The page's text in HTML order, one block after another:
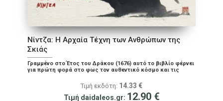
Νίντζα: Η Αρχαία Τέχνη των Ανθρώπων της
Σκιάς
Γραμμένο στο Έτος του Δράκου (1676) αυτό το βιβλίο φέρνει
για πρώτη φορά στο φως τον αυθεντικό κόσμο και τις
Τιμή εκδότη: 14.33 €
Τιμή daidaleos.gr: 12.90 €